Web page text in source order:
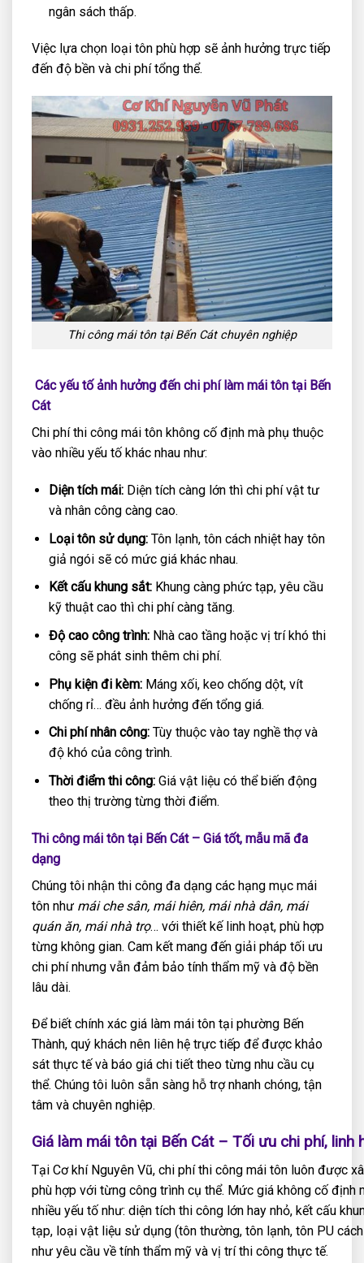
ngân sách thấp.
Việc lựa chọn loại tôn phù hợp sẽ ảnh hưởng trực tiếp
đến độ bền và chi phí tổng thể.
Thi công mái tôn tại Bến Cát chuyên nghiệp
Các yếu tố ảnh hưởng đến chi phí làm mái tôn tại Bến
Cát
Chi phí thi công mái tôn không cố định mà phụ thuộc
vào nhiều yếu tố khác nhau như:
Diện tích mái:Diện tích càng lớn thì chi phí vật tư
và nhân công càng cao.
Loại tôn sử dụng:Tôn lạnh, tôn cách nhiệt hay tôn
giả ngói sẽ có mức giá khác nhau.
Kết cấu khung sắt:Khung càng phức tạp, yêu cầu
kỹ thuật cao thì chi phí càng tăng.
Độ cao công trình:Nhà cao tầng hoặc vị trí khó thi
công sẽ phát sinh thêm chi phí.
Phụ kiện đi kèm:Máng xối, keo chống dột, vít
chống rỉ… đều ảnh hưởng đến tổng giá.
Chi phí nhân công:Tùy thuộc vào tay nghề thợ và
độ khó của công trình.
Thời điểm thi công:Giá vật liệu có thể biến động
theo thị trường từng thời điểm.
Thi công mái tôn tại Bến Cát – Giá tốt, mẫu mã đa
dạng
Chúng tôi nhận thi công đa dạng các hạng mục mái
tôn như mái che sân, mái hiên, mái nhà dân, mái
quán ăn, mái nhà trọ… với thiết kế linh hoạt, phù hợp
từng không gian. Cam kết mang đến giải pháp tối ưu
chi phí nhưng vẫn đảm bảo tính thẩm mỹ và độ bền
lâu dài.
Để biết chính xác giá làm mái tôn tại phường Bến
Thành, quý khách nên liên hệ trực tiếp để được khảo
sát thực tế và báo giá chi tiết theo từng nhu cầu cụ
thể. Chúng tôi luôn sẵn sàng hỗ trợ nhanh chóng, tận
tâm và chuyên nghiệp.
Giá làm mái tôn tại Bến Cát – Tối ưu chi phí, linh
Tại Cơ khí Nguyên Vũ, chi phí thi công mái tôn luôn được
phù hợp với từng công trình cụ thể. Mức giá không cố định
nhiều yếu tố như: diện tích thi công lớn hay nhỏ, kết cấu
tạp, loại vật liệu sử dụng (tôn thường, tôn lạnh, tôn PU
như yêu cầu về tính thẩm mỹ và vị trí thi công thực tế.